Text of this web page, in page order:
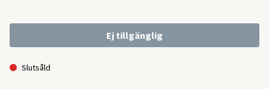
Ej tillgänglig
Slutsåld